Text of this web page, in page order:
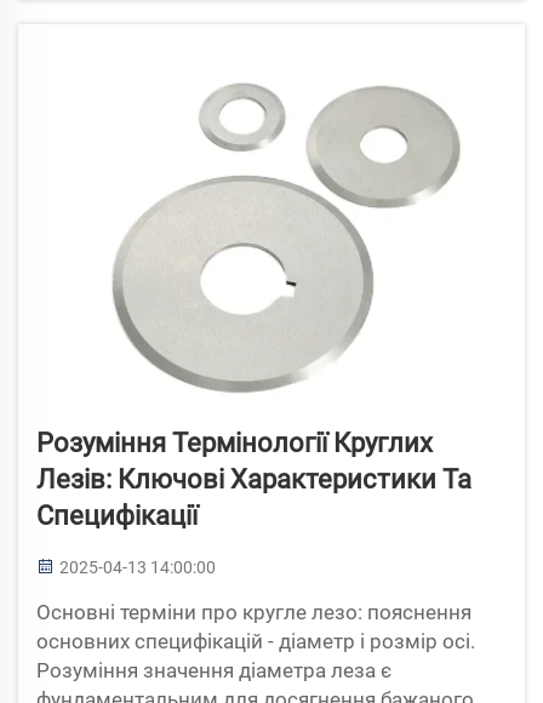
Розуміння Термінології Круглих
Лезів: Ключові Характеристики Та
Специфікації
2025-04-13 14:00:00
Основні терміни про кругле лезо: пояснення
основних специфікацій - діаметр і розмір осі.
Розуміння значення діаметра леза є